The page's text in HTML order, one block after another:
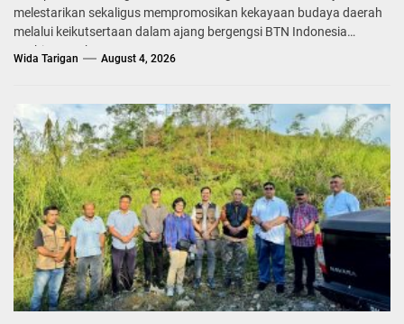
melestarikan sekaligus mempromosikan kekayaan budaya daerah
melalui keikutsertaan dalam ajang bergengsi BTN Indonesia
Fashion Week...
Wida Tarigan August 4, 2026